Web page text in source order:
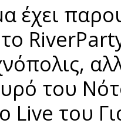
έχει
του
Live του